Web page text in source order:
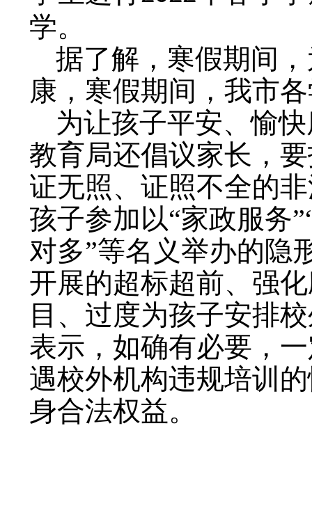
学。
据了解，寒假期间
康，寒假期间，我市
为让孩子平安、愉
教育局还倡议家长，
证无照、证照不全的
孩子参加以“家政服务
对多”等名义举办的隐
开展的超标超前、强
目、过度为孩子安排
表示，如确有必要，
遇校外机构违规培训
身合法权益。